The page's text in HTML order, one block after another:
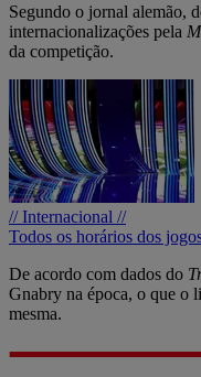
Segundo o jornal alemão,
internacionalizações pela
da competição.
// Internacional //
Todos os horários dos
De acordo com dados do
Gnabry na época, o que o
mesma.